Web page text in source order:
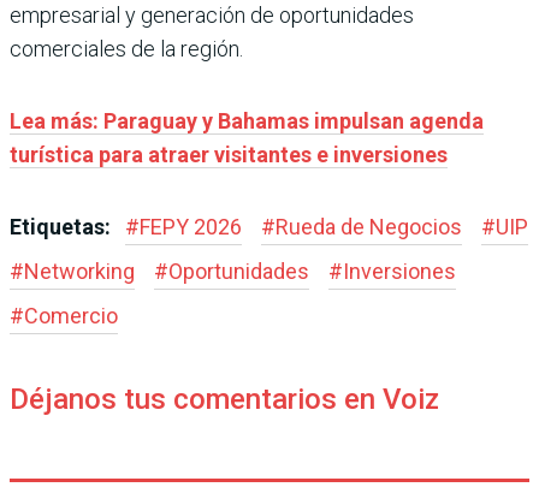
empresarial y generación de oportunidades
comerciales de la región.
Lea más: Paraguay y Bahamas impulsan agenda
turística para atraer visitantes e inversiones
Etiquetas: #FEPY 2026 #Rueda de Negocios #UIP
#Networking #Oportunidades #Inversiones
#Comercio
Déjanos tus comentarios en Voiz